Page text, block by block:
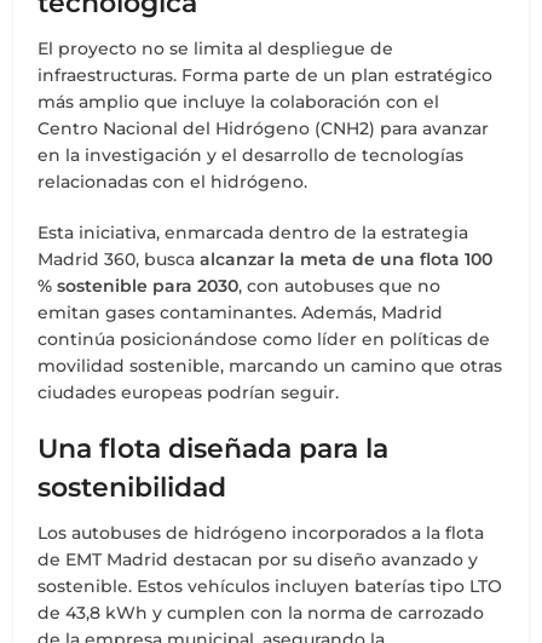
El proyecto no se limita al despliegue de
infraestructuras. Forma parte de un plan estratégico
más amplio que incluye la colaboración con el
Centro Nacional del Hidrógeno (CNH2) para avanzar
en la investigación y el desarrollo de tecnologías
relacionadas con el hidrógeno.
Esta iniciativa, enmarcada dentro de la estrategia
Madrid 360, buscaalcanzar la meta de una flota 100
% sostenible para 2030, con autobuses que no
emitan gases contaminantes. Además, Madrid
continúa posicionándose como líder en políticas de
movilidad sostenible, marcando un camino que otras
ciudades europeas podrían seguir.
Una flota diseñada para la
sostenibilidad
Los autobuses de hidrógeno incorporados a la flota
de EMT Madrid destacan por su diseño avanzado y
sostenible. Estos vehículos incluyen baterías tipo LTO
de 43,8 kWh y cumplen con la norma de carrozado